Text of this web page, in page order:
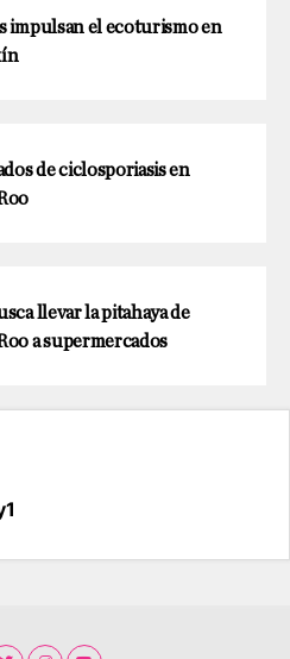
impulsan el ecoturismo en
de ciclosporiasis en
llevar la pitahaya de
a supermercados